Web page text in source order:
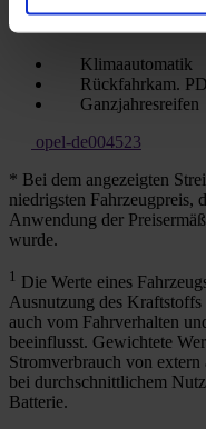
Klimaautomatik
Rückfahrkam.
Ganzjahresreifen
opel-de004523
* Bei dem angezeigten
niedrigsten Fahrzeugpreis,
Anwendung der
wurde.
1 Die Werte eines
Ausnutzung des Kraftstoffs
auch vom Fahrverhalten
beeinflusst. Gewichtete
Stromverbrauch von
bei durchschnittlichem
Batterie.